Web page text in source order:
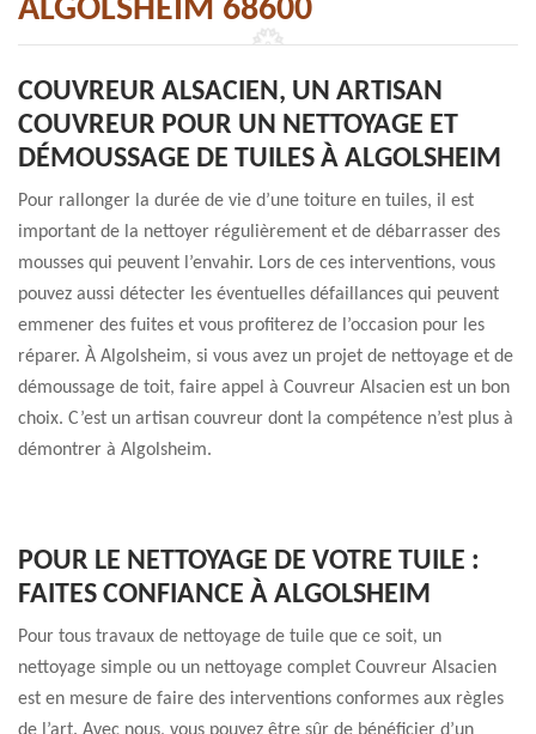
ALGOLSHEIM 68600
COUVREUR ALSACIEN, UN ARTISAN
COUVREUR POUR UN NETTOYAGE ET
DÉMOUSSAGE DE TUILES À ALGOLSHEIM
Pour rallonger la durée de vie d’une toiture en tuiles, il est
important de la nettoyer régulièrement et de débarrasser des
mousses qui peuvent l’envahir. Lors de ces interventions, vous
pouvez aussi détecter les éventuelles défaillances qui peuvent
emmener des fuites et vous profiterez de l’occasion pour les
réparer. À Algolsheim, si vous avez un projet de nettoyage et de
démoussage de toit, faire appel à Couvreur Alsacien est un bon
choix. C’est un artisan couvreur dont la compétence n’est plus à
démontrer à Algolsheim.
POUR LE NETTOYAGE DE VOTRE TUILE :
FAITES CONFIANCE À ALGOLSHEIM
Pour tous travaux de nettoyage de tuile que ce soit, un
nettoyage simple ou un nettoyage complet Couvreur Alsacien
est en mesure de faire des interventions conformes aux règles